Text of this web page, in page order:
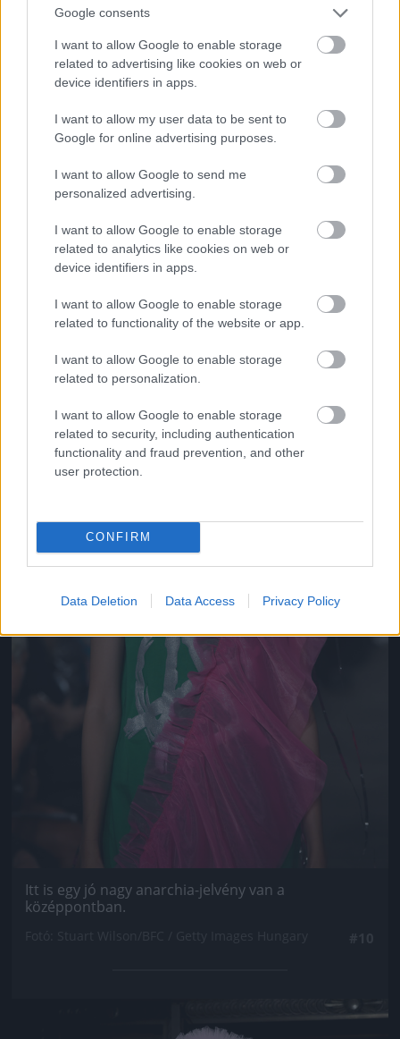
Google consents
I want to allow Google to enable storage
related to advertising like cookies on web or
device identifiers in apps.
I want to allow my user data to be sent to
Google for online advertising purposes.
I want to allow Google to send me
personalized advertising.
I want to allow Google to enable storage
related to analytics like cookies on web or
device identifiers in apps.
I want to allow Google to enable storage
related to functionality of the website or app.
I want to allow Google to enable storage
related to personalization.
I want to allow Google to enable storage
related to security, including authentication
functionality and fraud prevention, and other
user protection.
CONFIRM
Data Deletion Data Access Privacy Policy
Nicola Formichetti egyik kedvenc szava a szezonban
Fotó: Stuart Wilson/BFC / Getty Images Hungary
Jön még kép!
Itt is egy jó nagy anarchia-jelvény van a
középpontban.
Jön még kép!